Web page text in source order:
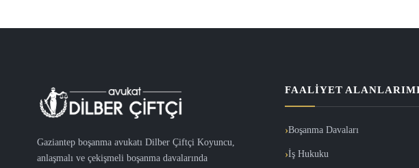
Gaziantep boşanma avukatı Dilber Çiftçi Koyuncu,
anlaşmalı ve çekişmeli boşanma davalarında
FAALIYET
Boşanma Davaları
İş Hukuku